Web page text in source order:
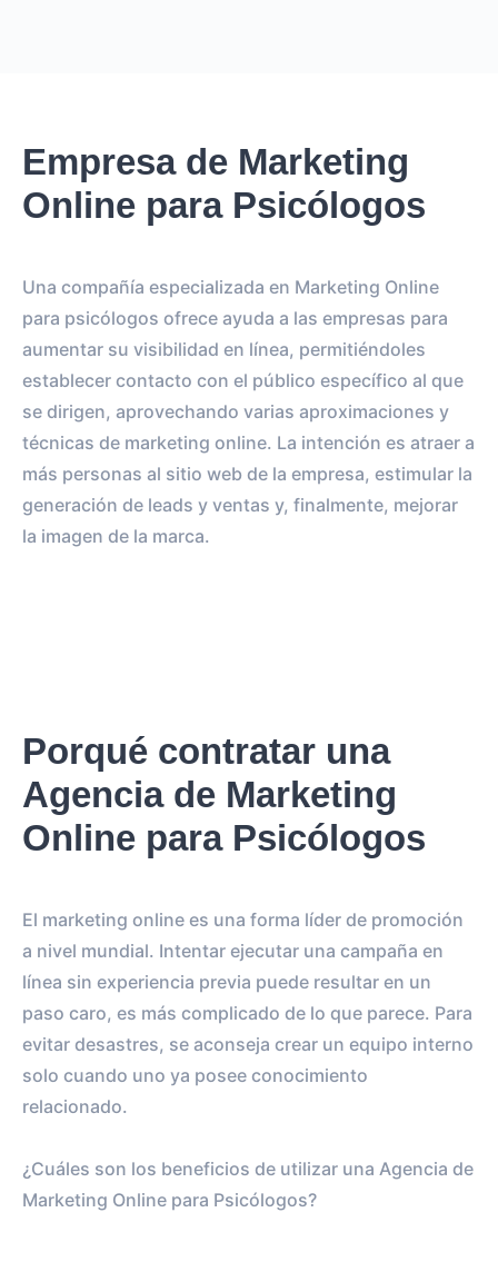
Empresa de Marketing
Online para Psicólogos
Una compañía especializada en Marketing Online
para psicólogos ofrece ayuda a las empresas para
aumentar su visibilidad en línea, permitiéndoles
establecer contacto con el público específico al que
se dirigen, aprovechando varias aproximaciones y
técnicas de marketing online. La intención es atraer a
más personas al sitio web de la empresa, estimular la
generación de leads y ventas y, finalmente, mejorar
la imagen de la marca.
Porqué contratar una
Agencia de Marketing
Online para Psicólogos
El marketing online es una forma líder de promoción
a nivel mundial. Intentar ejecutar una campaña en
línea sin experiencia previa puede resultar en un
paso caro, es más complicado de lo que parece. Para
evitar desastres, se aconseja crear un equipo interno
solo cuando uno ya posee conocimiento
relacionado.
¿Cuáles son los beneficios de utilizar una Agencia de
Marketing Online para Psicólogos?